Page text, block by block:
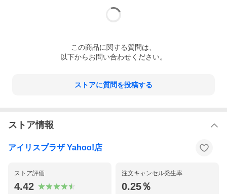
この商品に関する質問は、
以下からお問い合わせください。
ストアに質問を投稿する
ストア情報
アイリスプラザ Yahoo!店
ストア評価
4.42
注文キャンセル発生率
0.25％